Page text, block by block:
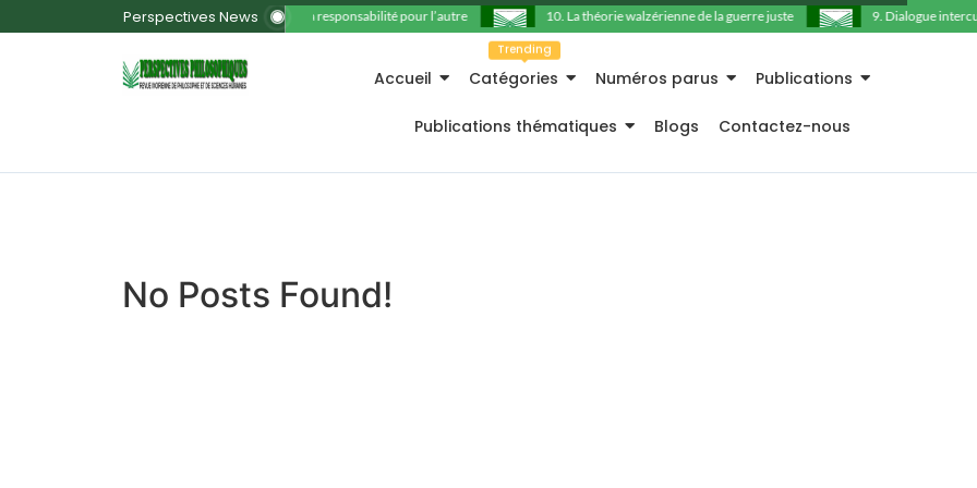
Perspectives News 11. La responsabilité pour l’autre 10. La théorie walzérienne de la guerre juste 9. Dialogue
Accueil Catégories
Trending
Numéros parus Publications
Publications thématiques Blogs Contactez-nous
No Posts Found!